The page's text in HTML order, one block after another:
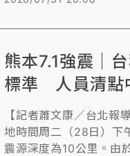
熊本7.1強震｜
標準 人員清點
【記者蕭文康／台北報
地時間周二（28日）下
震源深度為10公里。由